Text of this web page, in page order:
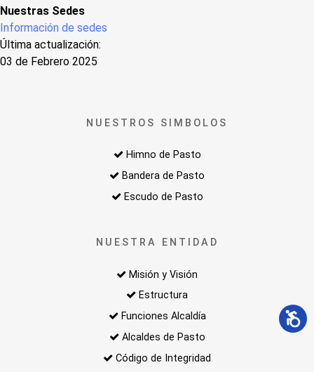
Nuestras Sedes
Información de sedes
Última actualización:
03 de Febrero 2025
NUESTROS SIMBOLOS
Himno de Pasto
Bandera de Pasto
Escudo de Pasto
NUESTRA ENTIDAD
Misión y Visión
Estructura
Funciones Alcaldía
Alcaldes de Pasto
Código de Integridad